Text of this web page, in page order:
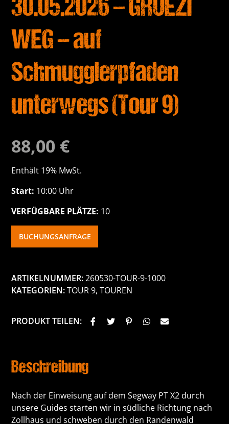
30.05.2026 – GRÜEZI
WEG – auf
Schmugglerpfaden
unterwegs (Tour 9)
88,00 €
Enthält 19% MwSt.
Start: 10:00 Uhr
VERFÜGBARE PLÄTZE: 10
BUCHUNGSANFRAGE
ARTIKELNUMMER:260530-TOUR-9-1000
KATEGORIEN:TOUR 9,TOUREN
PRODUKT TEILEN:
Beschreibung
Nach der Einweisung auf dem Segway PT X2 durch
unsere Guides starten wir in südliche Richtung nach
Zollhaus und schweben durch den Randenwald